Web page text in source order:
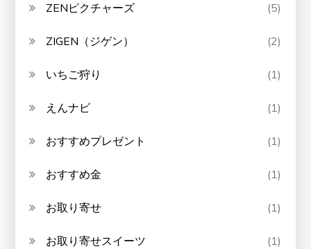
ZENピクチャーズ (5)
ZIGEN（ジゲン） (2)
いちご狩り (1)
えんナビ (1)
おすすめプレゼント (1)
おすすめ金 (1)
お取り寄せ (1)
お取り寄せスイーツ (1)